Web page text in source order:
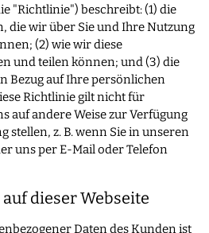
"Richtlinie") beschreibt: (1) die
wir über Sie und Ihre Nutzung
(2) wie wir diese
und teilen können; und (3) die
Bezug auf Ihre persönlichen
Richtlinie gilt nicht für
auf andere Weise zur Verfügung
stellen, z. B. wenn Sie in unseren
uns per E-Mail oder Telefon
dieser Webseite
Daten des Kunden ist